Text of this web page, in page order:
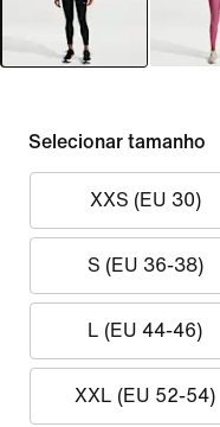
Selecionar tamanho
XXS (EU 30)
S (EU 36-38)
L (EU 44-46)
XXL (EU 52-54)